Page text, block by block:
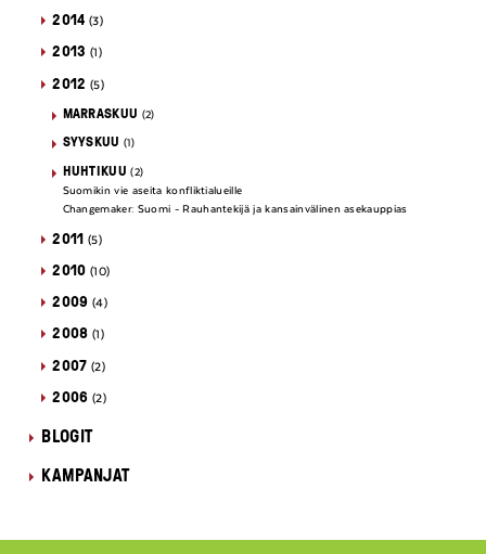
2014 (3)
2013 (1)
2012 (5)
MARRASKUU (2)
SYYSKUU (1)
HUHTIKUU (2)
Suomikin vie aseita konfliktialueille
Changemaker: Suomi - Rauhantekijä ja kansainvälinen asekauppias
2011 (5)
2010 (10)
2009 (4)
2008 (1)
2007 (2)
2006 (2)
BLOGIT
KAMPANJAT